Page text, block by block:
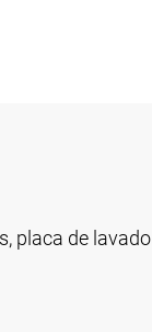
placa de lavado